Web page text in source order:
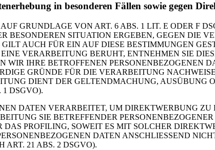
in besonderen Fällen sowie gegen
GRUNDLAGE VON ART. 6 ABS. 1 LIT. E ODER F
BESONDEREN SITUATION ERGEBEN, GEGEN DIE
AUCH FÜR EIN AUF DIESE BESTIMMUNGEN
VERARBEITUNG BERUHT, ENTNEHMEN SIE
WIR IHRE BETROFFENEN PERSONENBEZOGENEN
GRÜNDE FÜR DIE VERARBEITUNG
DIENT DER GELTENDMACHUNG, AUSÜBUNG
1 DSGVO).
DATEN VERARBEITET, UM DIREKTWERBUNG
SIE BETREFFENDER
PROFILING, SOWEIT ES MIT SOLCHER
DATEN ANSCHLIESSEND
ART. 21 ABS. 2 DSGVO).